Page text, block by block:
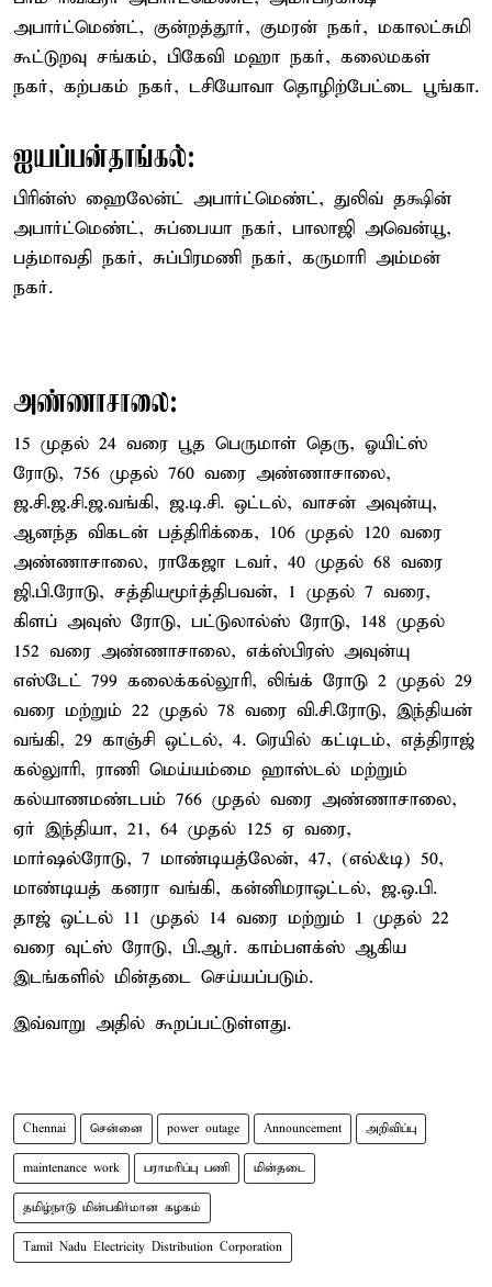
அபார்ட்மெண்ட், குன்றத்தூர், குமரன் நகர், மகாலட்சுமி
கூட்டுறவு சங்கம், பிகேவி மஹா நகர், கலைமகள்
நகர், கற்பகம் நகர், டசியோவா தொழிற்பேட்டை பூங்கா.
ஐயப்பன்தாங்கல்:
பிரின்ஸ் ஹைலேன்ட் அபார்ட்மெண்ட், துலிவ் தக்ஷின்
அபார்ட்மெண்ட், சுப்பையா நகர், பாலாஜி அவென்யூ,
பத்மாவதி நகர், சுப்பிரமணி நகர், கருமாரி அம்மன்
நகர்.
அண்ணாசாலை:
15 முதல் 24 வரை பூத பெருமாள் தெரு, ஓயிட்ஸ்
ரோடு, 756 முதல் 760 வரை அண்ணாசாலை,
ஜ.சி.ஜ.சி.ஜ.வங்கி, ஜ.டி.சி. ஒட்டல், வாசன் அவுன்யு,
ஆனந்த விகடன் பத்திரிக்கை, 106 முதல் 120 வரை
அண்ணாசாலை, ராகேஜா டவர், 40 முதல் 68 வரை
ஜி.பி.ரோடு, சத்தியமூர்த்திபவன், 1 முதல் 7 வரை,
கிளப் அவுஸ் ரோடு, பட்டுலால்ஸ் ரோடு, 148 முதல்
152 வரை அண்ணாசாலை, எக்ஸ்பிரஸ் அவுன்யு
எஸ்டேட் 799 கலைக்கல்லூரி, லிங்க் ரோடு 2 முதல் 29
வரை மற்றும் 22 முதல் 78 வரை வி.சி.ரோடு, இந்தியன்
வங்கி, 29 காஞ்சி ஒட்டல், 4. ரெயில் கட்டிடம், எத்திராஜ்
கல்லுாரி, ராணி மெய்யம்மை ஹாஸ்டல் மற்றும்
கல்யாணமண்டபம் 766 முதல் வரை அண்ணாசாலை,
ஏர் இந்தியா, 21, 64 முதல் 125 ஏ வரை,
மார்ஷல்ரோடு, 7 மாண்டியத்லேன், 47, (எல்&டி) 50,
மாண்டியத் கனரா வங்கி, கன்னிமராஒட்டல், ஜ.ஒ.பி.
தாஜ் ஒட்டல் 11 முதல் 14 வரை மற்றும் 1 முதல் 22
வரை வுட்ஸ் ரோடு, பி.ஆர். காம்பளக்ஸ் ஆகிய
இடங்களில் மின்தடை செய்யப்படும்.
இவ்வாறு அதில் கூறப்பட்டுள்ளது.
Chennai சென்னை power outage Announcement அறிவிப்பு
maintenance work பராமரிப்பு பணி மின்தடை
தமிழ்நாடு மின்பகிர்மான கழகம்
Tamil Nadu Electricity Distribution Corporation